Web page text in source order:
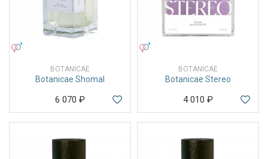
BOTANICAE
Botanicae Shomal
6 070 ₽
BOTANICAE
Botanicae Stereo
4 010 ₽